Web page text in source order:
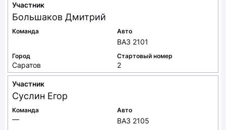
Участник
Большаков Дмитрий
Команда Авто
ВАЗ 2101
Город
Саратов
Стартовый номер
2
Участник
Суслин Егор
Команда
—
Авто
ВАЗ 2105